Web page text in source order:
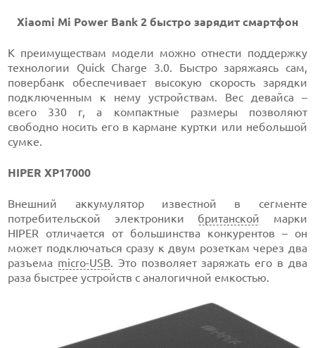
Xiaomi Mi Power Bank 2 быстро зарядит смартфон
К преимуществам модели можно отнести поддержку
технологии Quick Charge 3.0. Быстро заряжаясь сам,
повербанк обеспечивает высокую скорость зарядки
подключенным к нему устройствам. Вес девайса –
всего 330 г, а компактные размеры позволяют
свободно носить его в кармане куртки или небольшой
сумке.
HIPER XP17000
Внешний аккумулятор известной в сегменте
потребительской электроники британской марки
HIPER отличается от большинства конкурентов – он
может подключаться сразу к двум розеткам через два
разъема micro-USB. Это позволяет заряжать его в два
раза быстрее устройств с аналогичной емкостью.